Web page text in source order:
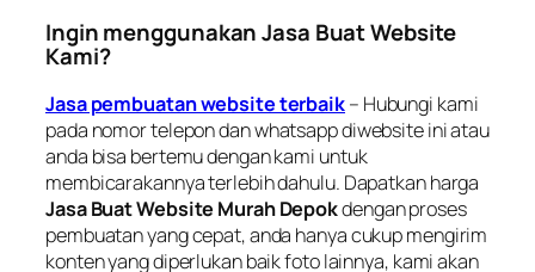
Ingin menggunakan Jasa Buat Website
Kami?
Jasa pembuatan website terbaik– Hubungi kami
pada nomor telepon danwhatsappdiwebsite ini atau
anda bisa bertemu dengan kami untuk
membicarakannya terlebih dahulu. Dapatkan harga
Jasa Buat Website Murah Depokdengan proses
pembuatan yang cepat, anda hanya cukup mengirim
konten yang diperlukan baik foto lainnya, kami akan